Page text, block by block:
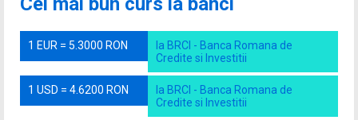
1 EUR = 5.3000 RON
la BRCI - Banca Romana de
Credite si Investitii
1 USD = 4.6200 RON
la BRCI - Banca Romana de
Credite si Investitii